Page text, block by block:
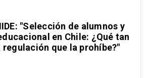
"Selección de alumnos y
en Chile: ¿Qué tan
que la prohíbe?"